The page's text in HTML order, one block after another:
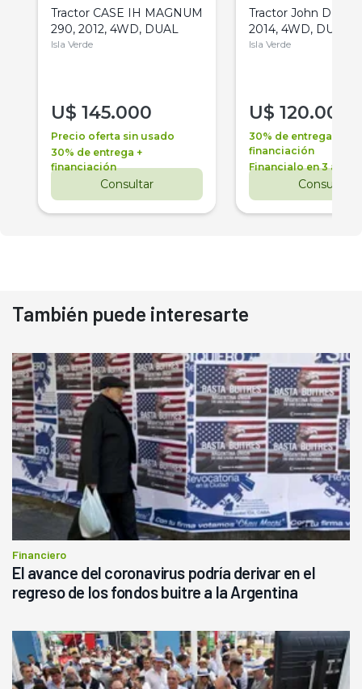
Tractor CASE IH MAGNUM
290, 2012, 4WD, DUAL
Isla Verde
U$ 145.000
Precio oferta sin usado
30% de entrega +
financiación
Consultar
Tractor John Deere
2014, 4WD, DUAL
Isla Verde
U$ 120.000
30% de entrega +
financiación
Financialo en 3 años
Consultar
También puede interesarte
Financiero
El avance del coronavirus podría derivar en el
regreso de los fondos buitre a la Argentina